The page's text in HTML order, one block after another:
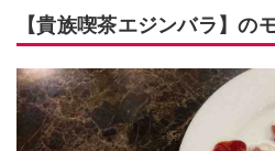
【貴族喫茶エジンバラ】の